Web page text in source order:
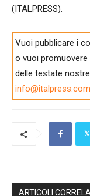
(ITALPRESS).
Vuoi pubblicare i
o vuoi
delle testate
info@italpress.com
ARTICOLI